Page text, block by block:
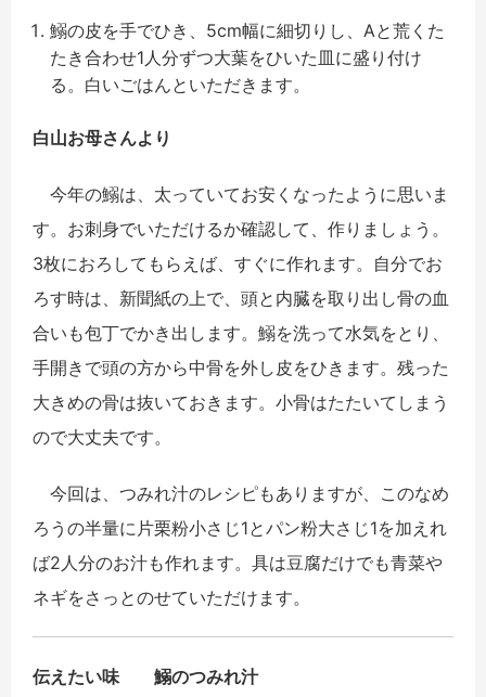
鰯の皮を手でひき、5cm幅に細切りし、Aと荒くた
たき合わせ1人分ずつ大葉をひいた皿に盛り付け
る。白いごはんといただきます。
白山お母さんより
今年の鰯は、太っていてお安くなったように思いま
す。お刺身でいただけるか確認して、作りましょう。
3枚におろしてもらえば、すぐに作れます。自分でお
ろす時は、新聞紙の上で、頭と内臓を取り出し骨の血
合いも包丁でかき出します。鰯を洗って水気をとり、
手開きで頭の方から中骨を外し皮をひきます。残った
大きめの骨は抜いておきます。小骨はたたいてしまう
ので大丈夫です。
今回は、つみれ汁のレシピもありますが、このなめ
ろうの半量に片栗粉小さじ1とパン粉大さじ1を加えれ
ば2人分のお汁も作れます。具は豆腐だけでも青菜や
ネギをさっとのせていただけます。
伝えたい味 鰯のつみれ汁